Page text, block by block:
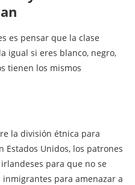
es pensar que la clase
igual si eres blanco, negro,
tienen los mismos
la división étnica para
Estados Unidos, los patrones
para que no se
para amenazar a